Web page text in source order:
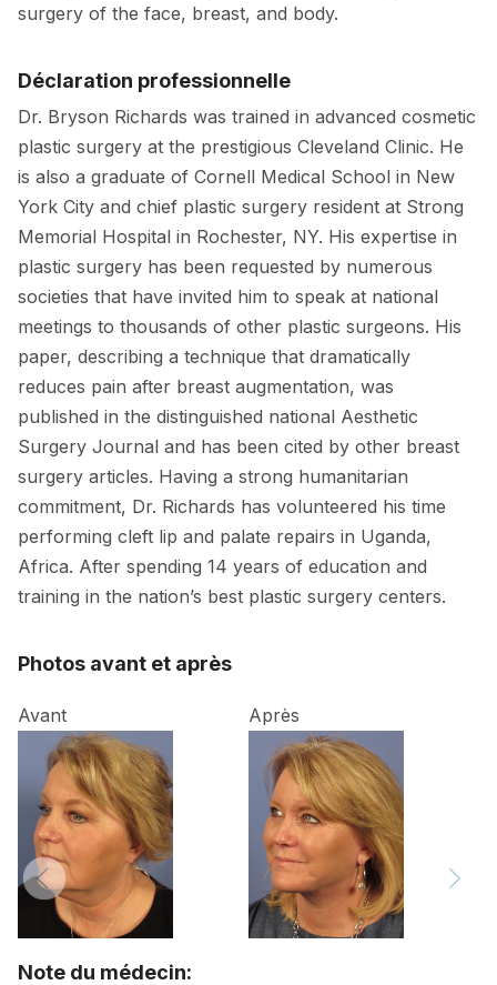
surgery of the face, breast, and body.
Déclaration professionnelle
Dr. Bryson Richards was trained in advanced cosmetic
plastic surgery at the prestigious Cleveland Clinic. He
is also a graduate of Cornell Medical School in New
York City and chief plastic surgery resident at Strong
Memorial Hospital in Rochester, NY. His expertise in
plastic surgery has been requested by numerous
societies that have invited him to speak at national
meetings to thousands of other plastic surgeons. His
paper, describing a technique that dramatically
reduces pain after breast augmentation, was
published in the distinguished national Aesthetic
Surgery Journal and has been cited by other breast
surgery articles. Having a strong humanitarian
commitment, Dr. Richards has volunteered his time
performing cleft lip and palate repairs in Uganda,
Africa. After spending 14 years of education and
training in the nation’s best plastic surgery centers.
Photos avant et après
Avant Après
Note du médecin: